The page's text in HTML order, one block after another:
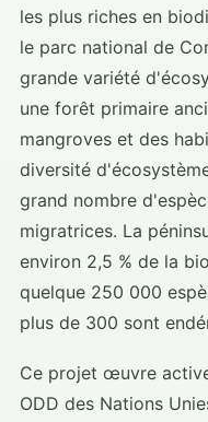
les plus riches en
le parc national de
grande variété
une forêt primaire
mangroves et des
diversité
grand nombre
migratrices. La
environ 2,5 % de la
quelque 250 000
plus de 300 sont
Ce projet œuvre
ODD des Nations